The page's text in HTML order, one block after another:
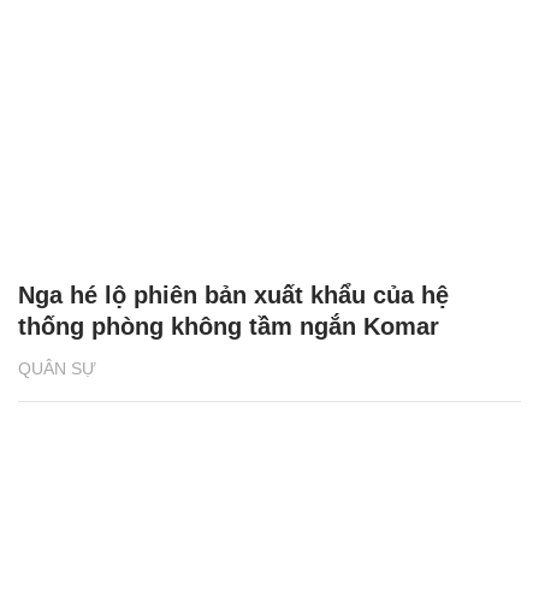
QUÂN SỰ
Nga hé lộ phiên bản xuất khẩu của hệ
thống phòng không tầm ngắn Komar